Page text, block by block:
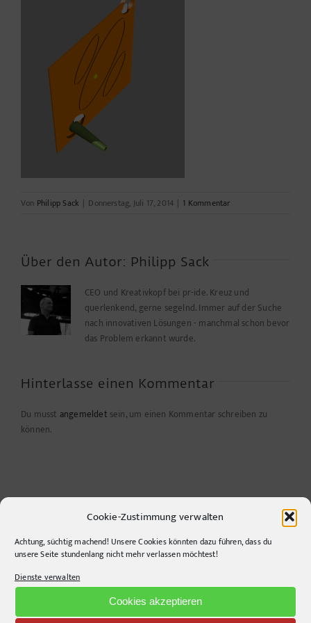
Cookie-Zustimmung verwalten
Achtung, süchtig machend! Unsere Cookies könnten dazu führen, dass du
unsere Seite stundenlang nicht mehr verlassen möchtest!
Dienste verwalten
Cookies akzeptieren
Von Philipp Sack | Donnerstag, Juli 17, 2014 | 1 Kommentar
Über den Autor: Philipp Sack
CEO und Kreativkopf bei pr-ide. Kreuz und
querlenkend, gerne segelnd. Immer auf der Suche
nach innovativen Lösungen - manchmal schon bevor
das Problem erkannt wurde.
Hinterlasse einen Kommentar
Du musst angemeldet sein, um einen Kommentar schreiben zu
können.
CONTACT INFO